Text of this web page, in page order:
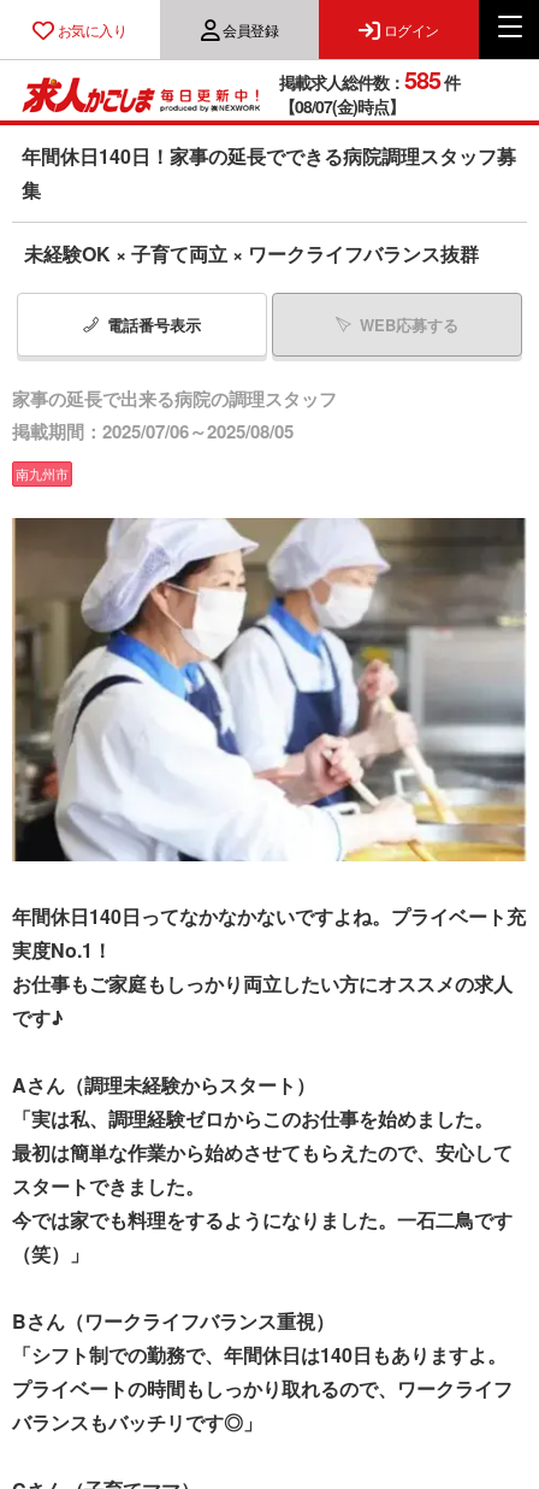
お気に入り 会員登録 ログイン
掲載求人総件数： 585件
【08/07(金)時点】
年間休日140日！家事の延長でできる病院調理スタッフ募
集
未経験OK × 子育て両立 × ワークライフバランス抜群
電話番号表示 WEB応募する
家事の延長で出来る病院の調理スタッフ
掲載期間：2025/07/06～2025/08/05
南九州市
年間休日140日ってなかなかないですよね。プライベート充
実度No.1！
お仕事もご家庭もしっかり両立したい方にオススメの求人
です♪
Aさん（調理未経験からスタート）
「実は私、調理経験ゼロからこのお仕事を始めました。
最初は簡単な作業から始めさせてもらえたので、安心して
スタートできました。
今では家でも料理をするようになりました。一石二鳥です
（笑）」
Bさん（ワークライフバランス重視）
「シフト制での勤務で、年間休日は140日もありますよ。
プライベートの時間もしっかり取れるので、ワークライフ
バランスもバッチリです◎」